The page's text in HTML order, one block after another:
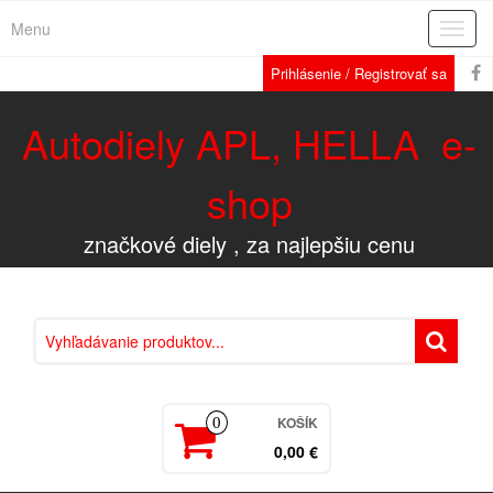
Menu
Prihlásenie / Registrovať sa
Autodiely APL, HELLA e-
shop
značkové diely , za najlepšiu cenu
0 KOŠÍK
0,00 €